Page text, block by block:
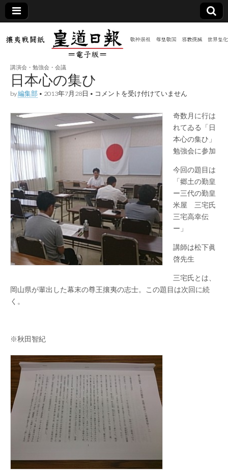
皇道
日報
（防
共新
聞）
電子
版
敬神
尊皇
｜昭
和八
年創
刊
実
践
攘夷
戦闘
紙
講演会・勉強会・会議
日本心の集ひ
by編集部 • 2013年7月28日 • 日
の
集
ひ
コメントを受け付けていません
奇数月に行は
れてゐる「日
本心の集ひ」
勉強会に参加
今回の題目は
「郷土の勤皇
ー三代の勤皇
米屋 三宅氏
三宅高幸伝
ー」
講師は松下眞
啓先生
三宅氏とは、
岡山県が輩出した幕末の尊王攘夷の志士。この題目は次回に続
く。
※秋田智紀